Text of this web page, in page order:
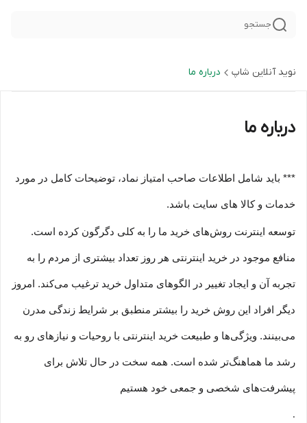
جستجو
نوید آنلاین شاپ درباره ما
درباره ما
*** باید شامل اطلاعات صاحب امتیاز نماد، توضیحات کامل در مورد
خدمات و کالا های سایت باشد.
توسعه اینترنت روش‌های خرید ما را به کلی دگرگون کرده است.
منافع موجود در خرید اینترنتی هر روز تعداد بیشتری از مردم را به
تجربه آن و ایجاد تغییر در الگوهای متداول خرید ترغیب می‏‌کند. امروز
دیگر افراد این روش خرید را بیشتر منطبق بر شرایط زندگی مدرن
می‏‏‏‌بینند. ویژگی‏‏‏‌ها و طبیعت خرید اینترنتی با روحیات و نیازهای رو به
رشد ما هماهنگ‏‏‌تر شده است. همه سخت در حال تلاش برای
پیشرفت‏‏‌های شخصی و جمعی خود هستیم
.